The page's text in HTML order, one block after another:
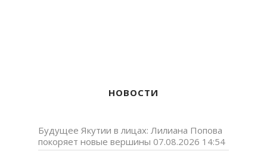
НОВОСТИ
Будущее Якутии в лицах: Лилиана Попова
покоряет новые вершины 07.08.2026 14:54